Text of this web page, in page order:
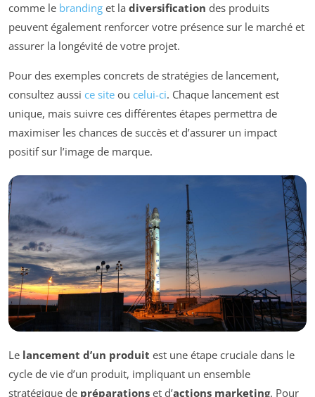
comme le branding et la diversification des produits
peuvent également renforcer votre présence sur le marché et
assurer la longévité de votre projet.
Pour des exemples concrets de stratégies de lancement,
consultez aussi ce site ou celui-ci. Chaque lancement est
unique, mais suivre ces différentes étapes permettra de
maximiser les chances de succès et d’assurer un impact
positif sur l’image de marque.
Le lancement d’un produit est une étape cruciale dans le
cycle de vie d’un produit, impliquant un ensemble
stratégique de préparations et d’actions marketing. Pour